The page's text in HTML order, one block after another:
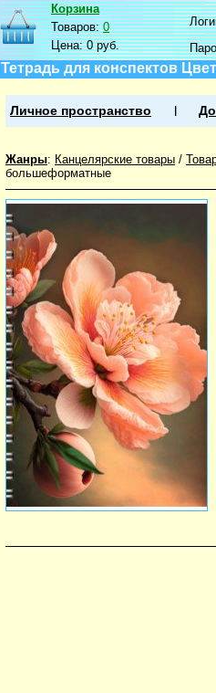
Корзина
Товаров:0
Цена:0 руб.
Тетрадь для конспектов
Личное пространство
Жанры: Канцелярские товары /
большеформатные